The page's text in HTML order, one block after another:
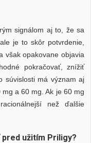
signálom aj to, že sa
je to skôr potvrdenie,
však opakovane objavia
pokračovať, znížiť
súvislosti má význam aj
a 60 mg. Ak je 60 mg
než ďalšie
užitím Priligy?